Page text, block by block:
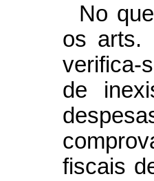
No
os arts.
verifica-
de
fiscais